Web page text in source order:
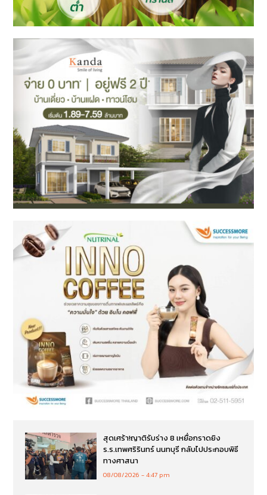
สุดเศร้า!ญาติรับร่าง 8 เหยื่อกราดยิง
ร.ร.เทพศริรินทร์ นนทบุรี กลับไปประกอบพิธี
ทางศาสนา
08/08/2026 4:47 pm